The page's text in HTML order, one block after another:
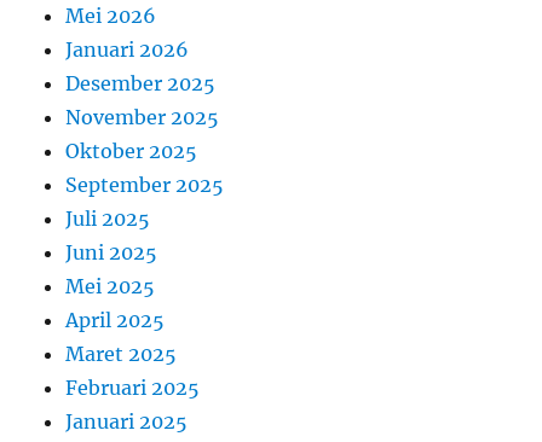
Mei 2026
Januari 2026
Desember 2025
November 2025
Oktober 2025
September 2025
Juli 2025
Juni 2025
Mei 2025
April 2025
Maret 2025
Februari 2025
Januari 2025